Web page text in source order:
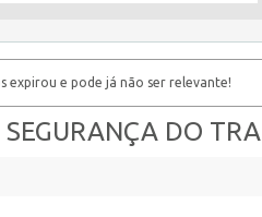
expirou e pode já não ser relevante!
SEGURANÇA DO